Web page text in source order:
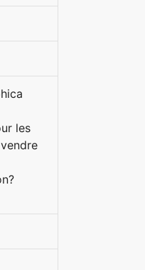
les